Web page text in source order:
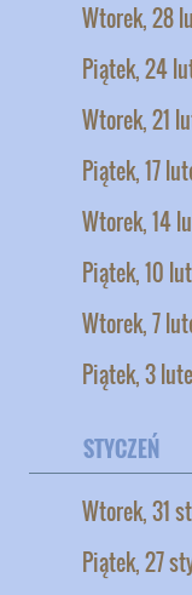
Wtorek, 28
Piątek, 24
Wtorek, 21
Piątek, 17
Wtorek, 14
Piątek, 10
Wtorek, 7
Piątek, 3
STYCZEŃ
Wtorek, 31
Piątek, 27